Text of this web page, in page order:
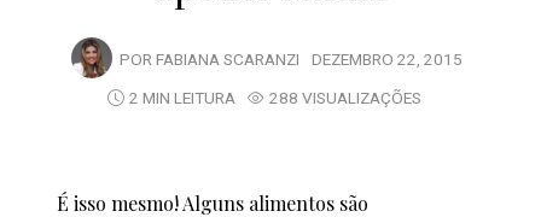
POR FABIANA SCARANZI DEZEMBRO 22, 2015
2 MIN LEITURA
288 VISUALIZAÇÕES
É isso mesmo! Alguns alimentos são